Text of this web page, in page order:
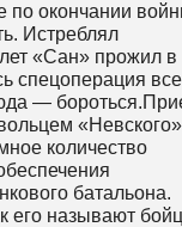
по окончании
Истреблял
«Сан» прожил в
спецоперация все
—
количество
батальона.
его называют